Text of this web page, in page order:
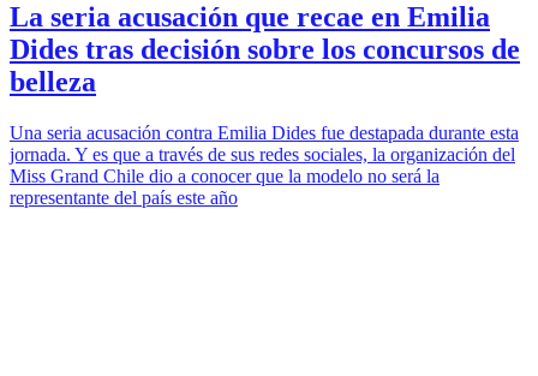
La seria acusación que recae en Emilia
Dides tras decisión sobre los concursos de
belleza
Una seria acusación contra Emilia Dides fue destapada durante esta
jornada. Y es que a través de sus redes sociales, la organización del
Miss Grand Chile dio a conocer que la modelo no será la
representante del país este año